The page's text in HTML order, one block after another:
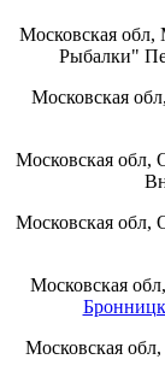
Московская
Рыбалки"
Московская
Московская обл,
Московская
Московская
Московская